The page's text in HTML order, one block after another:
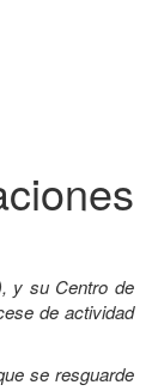
y su Centro de
de actividad
se resguarde